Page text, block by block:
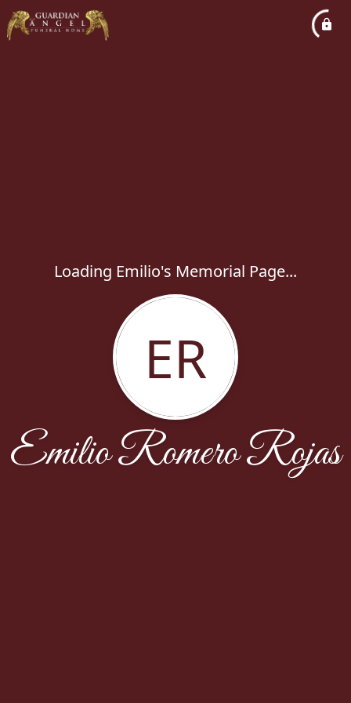
Loading Emilio's Memorial Page...
ER
Emilio Romero Rojas